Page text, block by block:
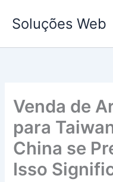
para
conteúdo
Soluções Web
Venda de
para
China se
Isso